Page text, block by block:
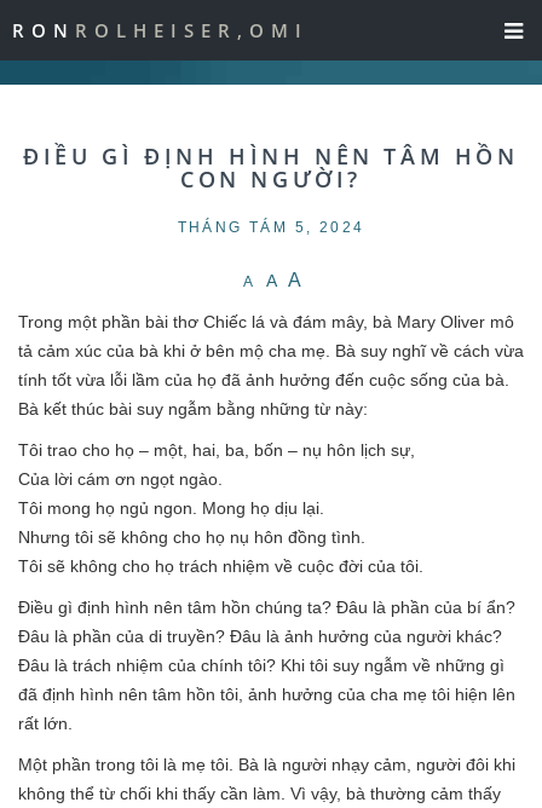
RON ROLHEISER,OMI
ĐIỀU GÌ ĐỊNH HÌNH NÊN TÂM HỒN
CON NGƯỜI?
THÁNG TÁM 5, 2024
A A A
Trong một phần bài thơ Chiếc lá và đám mây, bà Mary Oliver mô
tả cảm xúc của bà khi ở bên mộ cha mẹ. Bà suy nghĩ về cách vừa
tính tốt vừa lỗi lầm của họ đã ảnh hưởng đến cuộc sống của bà.
Bà kết thúc bài suy ngẫm bằng những từ này:
Tôi trao cho họ – một, hai, ba, bốn – nụ hôn lịch sự,
Của lời cám ơn ngọt ngào.
Tôi mong họ ngủ ngon. Mong họ dịu lại.
Nhưng tôi sẽ không cho họ nụ hôn đồng tình.
Tôi sẽ không cho họ trách nhiệm về cuộc đời của tôi.
Điều gì định hình nên tâm hồn chúng ta? Đâu là phần của bí ẩn?
Đâu là phần của di truyền? Đâu là ảnh hưởng của người khác?
Đâu là trách nhiệm của chính tôi? Khi tôi suy ngẫm về những gì
đã định hình nên tâm hồn tôi, ảnh hưởng của cha mẹ tôi hiện lên
rất lớn.
Một phần trong tôi là mẹ tôi. Bà là người nhạy cảm, người đôi khi
không thể từ chối khi thấy cần làm. Vì vậy, bà thường cảm thấy